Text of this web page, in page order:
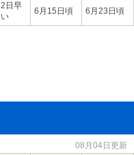
2日早
い
6月15日頃 6月23日頃
08月04日更新